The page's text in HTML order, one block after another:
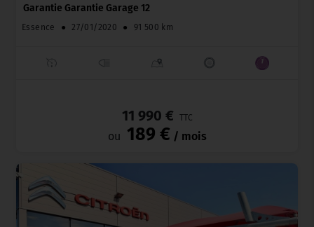
Garantie Garantie Garage 12
Essence ● 27/01/2020 ● 91 500 km
11 990 € TTC
ou 189 € / mois